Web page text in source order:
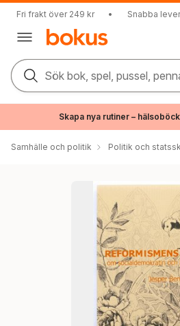
Fri frakt över 249 kr • Snabba
Sök bok, spel, pussel,
Skapa nya rutiner –
Samhälle och politik Politik och